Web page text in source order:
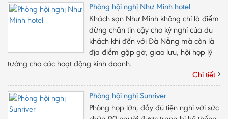
Phòng hội nghị Như Minh hotel
Khách sạn Như Minh không chỉ là điểm
dừng chân tin cậy cho kỳ nghỉ của du
khách khi đến với Đà Nẵng mà còn là
địa điểm gặp gỡ, giao lưu, hội họp lý
tưởng cho các hoạt động kinh doanh.
Chi tiết
Phòng hội nghị Sunriver
Phòng họp lớn, đầy đủ tiện nghi với sức